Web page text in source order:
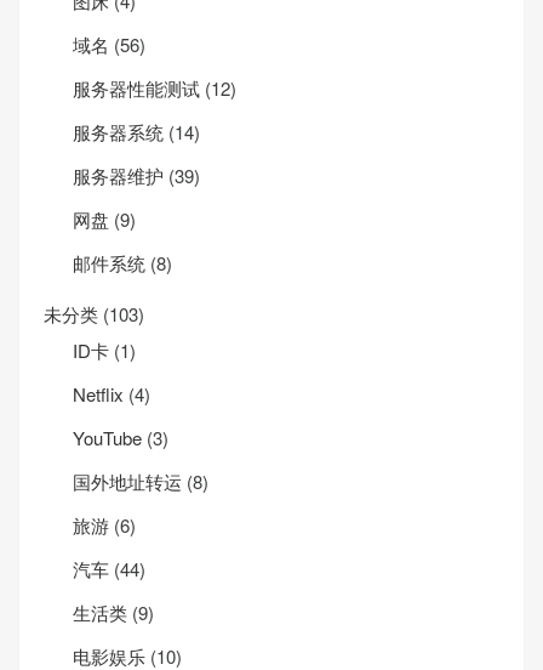
域名 (56)
服务器性能测试 (12)
服务器系统 (14)
服务器维护 (39)
网盘 (9)
邮件系统 (8)
未分类 (103)
ID卡 (1)
Net­flix (4)
YouTube (3)
国外地址转运 (8)
旅游 (6)
汽车 (44)
生活类 (9)
电影娱乐 (10)